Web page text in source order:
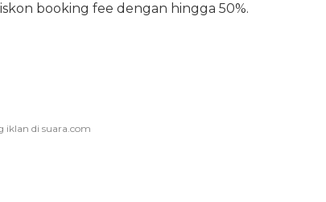
booking fee dengan hingga 50%.